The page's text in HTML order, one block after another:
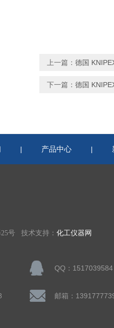
上一篇： 德国
下一篇： 德国
| 产品中心 |
号 技术支持： 化工仪器网
QQ：1517039584